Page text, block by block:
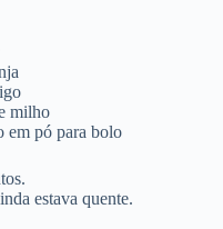
milho
em pó para bolo
estava quente.